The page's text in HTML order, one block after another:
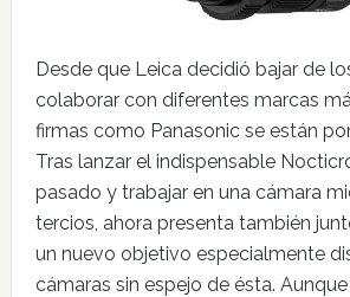
Desde que Leica decidió bajar de
colaborar con diferentes marcas
firmas como Panasonic se están
Tras lanzar el indispensable
pasado y trabajar en una cámara
tercios, ahora presenta también
un nuevo objetivo especialmente
cámaras sin espejo de ésta.